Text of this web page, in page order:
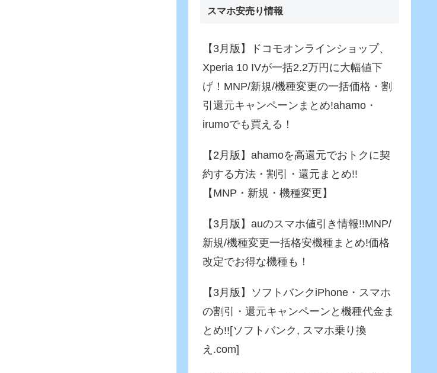
電！
スマホ安売り情報
【3月版】ドコモオンラインショップ、
Xperia 10 IVが一括2.2万円に大幅値下
げ！MNP/新規/機種変更の一括価格・割
引還元キャンペーンまとめ!ahamo・
irumoでも買える！
【2月版】ahamoを高還元でおトクに契
約する方法・割引・還元まとめ!!
【MNP・新規・機種変更】
【3月版】auのスマホ値引き情報!!MNP/
新規/機種変更一括格安機種まとめ!価格
改定でお得な機種も！
【3月版】ソフトバンクiPhone・スマホ
の割引・還元キャンペーンと機種代金ま
とめ!![ソフトバンク, スマホ乗り換
え.com]